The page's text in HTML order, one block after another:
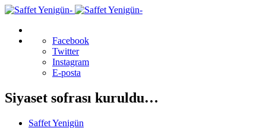
Facebook
Twitter
Instagram
E-posta
Siyaset sofrası kuruldu…
Saffet Yenigün